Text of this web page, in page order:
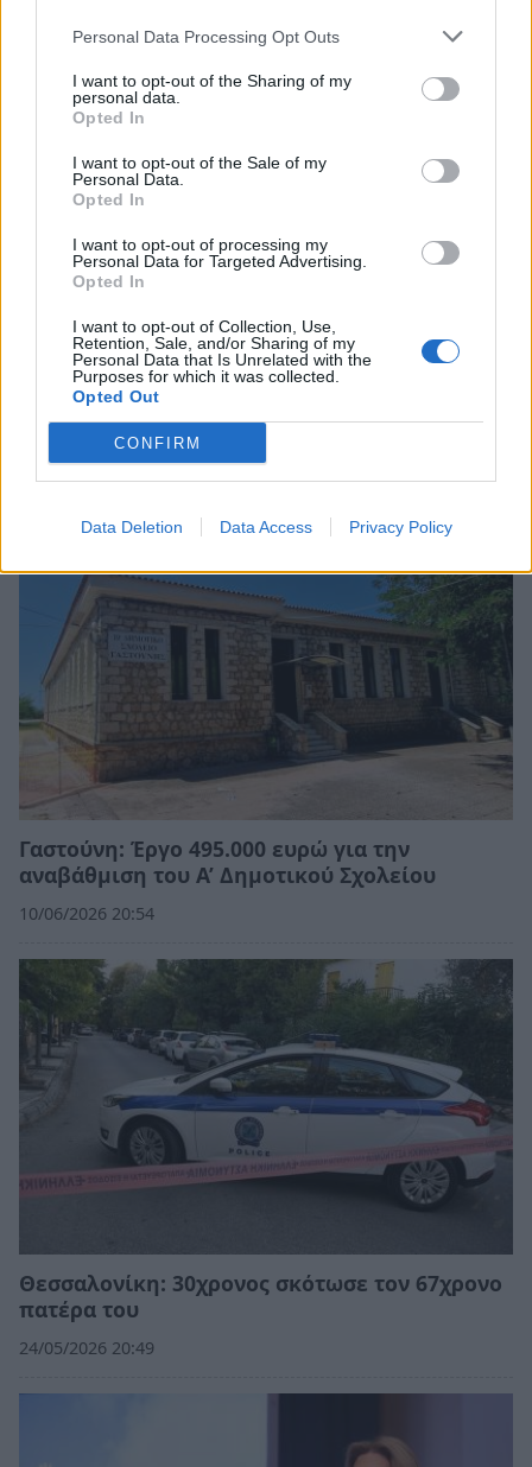
Personal Data Processing Opt Outs
I want to opt-out of the Sharing of my
personal data.
Opted In
I want to opt-out of the Sale of my
Personal Data.
Opted In
I want to opt-out of processing my
Personal Data for Targeted Advertising.
Opted In
I want to opt-out of Collection, Use,
Retention, Sale, and/or Sharing of my
Personal Data that Is Unrelated with the
Purposes for which it was collected.
Opted Out
CONFIRM
Data Deletion Data Access Privacy Policy
Θεσσαλονίκη: Πέθανε η μητέρα της
Αφροδίτης Νέστορα μετά την εμπρηστική
επίθεση κατά στελεχών της ΝΔ
01/07/2026 19:07
Γαστούνη: Έργο 495.000 ευρώ για την
αναβάθμιση του Α’ Δημοτικού Σχολείου
10/06/2026 20:54
Θεσσαλονίκη: 30χρονος σκότωσε τον 67χρονο
πατέρα του
24/05/2026 20:49